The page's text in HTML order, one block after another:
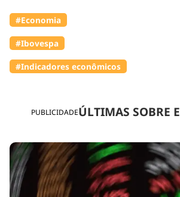
PUBLICIDADEÚLTIMAS SOBRE
#Economia
#Ibovespa
#Indicadores econômicos